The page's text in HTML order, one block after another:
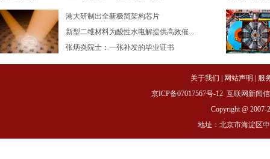
港大研制出全新极简架构芯片
新型二维材料为酸性水电解提供高效催...
张炳炎院士：一张补发的毕业证书
关于我们 网站声明
服
京ICP备07017567号-12 互联网新闻
Copyright @ 2007-
地址：北京市海淀区